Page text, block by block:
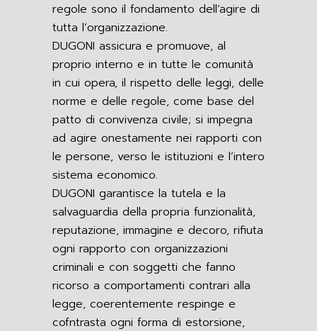
regole sono il fondamento dell’agire di
tutta l’organizzazione.
DUGONI assicura e promuove, al
proprio interno e in tutte le comunità
in cui opera, il rispetto delle leggi, delle
norme e delle regole, come base del
patto di convivenza civile; si impegna
ad agire onestamente nei rapporti con
le persone, verso le istituzioni e l’intero
sistema economico.
DUGONI garantisce la tutela e la
salvaguardia della propria funzionalità,
reputazione, immagine e decoro, rifiuta
ogni rapporto con organizzazioni
criminali e con soggetti che fanno
ricorso a comportamenti contrari alla
legge, coerentemente respinge e
cofntrasta ogni forma di estorsione,